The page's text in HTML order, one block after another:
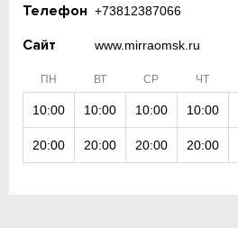
Телефон +73812387066
Сайт www.mirraomsk.ru
ПН ВТ СР ЧТ
10:00 10:00 10:00 10:00
20:00 20:00 20:00 20:00